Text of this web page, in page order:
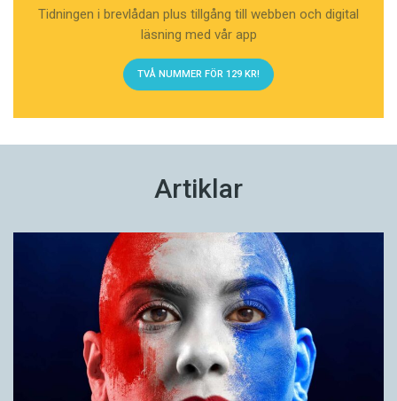
Tidningen i brevlådan plus tillgång till webben och digital
läsning med vår app
TVÅ NUMMER FÖR 129 KR!
Artiklar